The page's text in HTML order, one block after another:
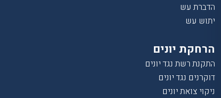
הדברת עש
יתוש עש
הרחקת יונים
התקנת רשת נגד יונים
דוקרנים נגד יונים
ניקוי צואת יונים